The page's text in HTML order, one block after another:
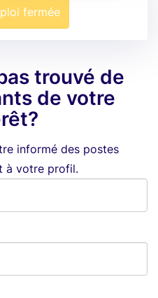
fermée
trouvé de
de votre
informé des postes
à votre profil.